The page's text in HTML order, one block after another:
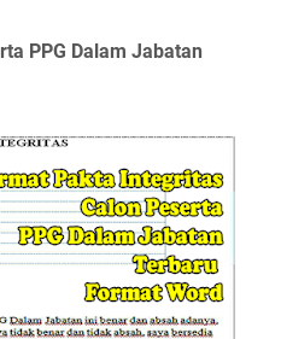
PPG Dalam Jabatan